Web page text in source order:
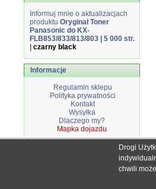
Informuj mnie o aktualizacjach
produktu Oryginał Toner
Panasonic do KX-
FLB853/833/813/803 | 5 000 str.
czarny black
Informacje
Regulamin sklepu
Polityka prywatności
Kontakt
Wysyłka
Dlaczego my?
Mapka dojazdu
Wszystkie nazwy i
Drogi
chwili